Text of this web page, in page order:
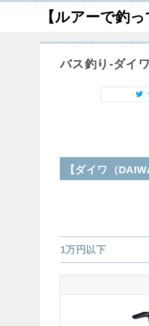
【ルアーで釣
バス釣り-ダイ
【ダイワ（
1万円以下